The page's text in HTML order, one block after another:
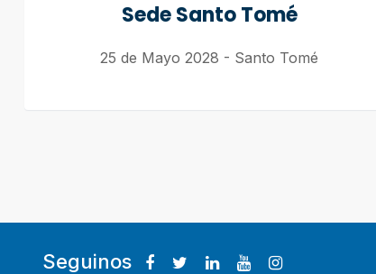
Sede Santo Tomé
25 de Mayo 2028 - Santo Tomé
Seguinos